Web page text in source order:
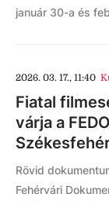
január 30-a és
2026. 03. 17., 11:40
Fiatal
várja a
Rövid
Fehérvári